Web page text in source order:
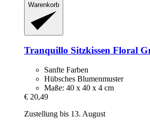
Warenkorb
Tranquillo Sitzkissen Floral
Sanfte Farben
Hübsches Blumenmuster
Maße: 40 x 40 x 4 cm
€ 20,49
Zustellung bis 13. August